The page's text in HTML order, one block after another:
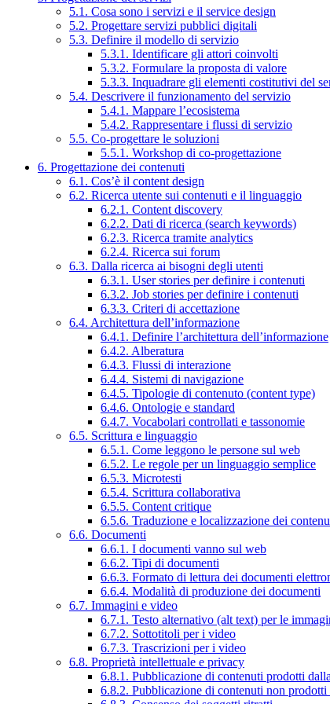
5.1. Cosa sono i servizi e il service design
5.2. Progettare servizi pubblici digitali
5.3. Definire il modello di servizio
5.3.1. Identificare gli attori coinvolti
5.3.2. Formulare la proposta di valore
5.3.3. Inquadrare gli elementi costitutivi del
5.4. Descrivere il funzionamento del servizio
5.4.1. Mappare l’ecosistema
5.4.2. Rappresentare i flussi di servizio
5.5. Co-progettare le soluzioni
5.5.1. Workshop di co-progettazione
6. Progettazione dei contenuti
6.1. Cos’è il content design
6.2. Ricerca utente sui contenuti e il linguaggio
6.2.1. Content discovery
6.2.2. Dati di ricerca (search keywords)
6.2.3. Ricerca tramite analytics
6.2.4. Ricerca sui forum
6.3. Dalla ricerca ai bisogni degli utenti
6.3.1. User stories per definire i contenuti
6.3.2. Job stories per definire i contenuti
6.3.3. Criteri di accettazione
6.4. Architettura dell’informazione
6.4.1. Definire l’architettura dell’informazione
6.4.2. Alberatura
6.4.3. Flussi di interazione
6.4.4. Sistemi di navigazione
6.4.5. Tipologie di contenuto (content type)
6.4.6. Ontologie e standard
6.4.7. Vocabolari controllati e tassonomie
6.5. Scrittura e linguaggio
6.5.1. Come leggono le persone sul web
6.5.2. Le regole per un linguaggio semplice
6.5.3. Microtesti
6.5.4. Scrittura collaborativa
6.5.5. Content critique
6.5.6. Traduzione e localizzazione dei
6.6. Documenti
6.6.1. I documenti vanno sul web
6.6.2. Tipi di documenti
6.6.3. Formato di lettura dei documenti
6.6.4. Modalità di produzione dei documenti
6.7. Immagini e video
6.7.1. Testo alternativo (alt text) per le
6.7.2. Sottotitoli per i video
6.7.3. Trascrizioni per i video
6.8. Proprietà intellettuale e privacy
6.8.1. Pubblicazione di contenuti prodotti
6.8.2. Pubblicazione di contenuti non